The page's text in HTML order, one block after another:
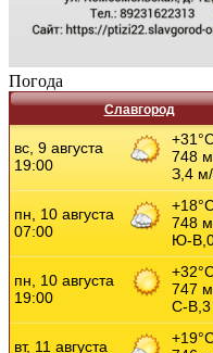
Погода
Славгород